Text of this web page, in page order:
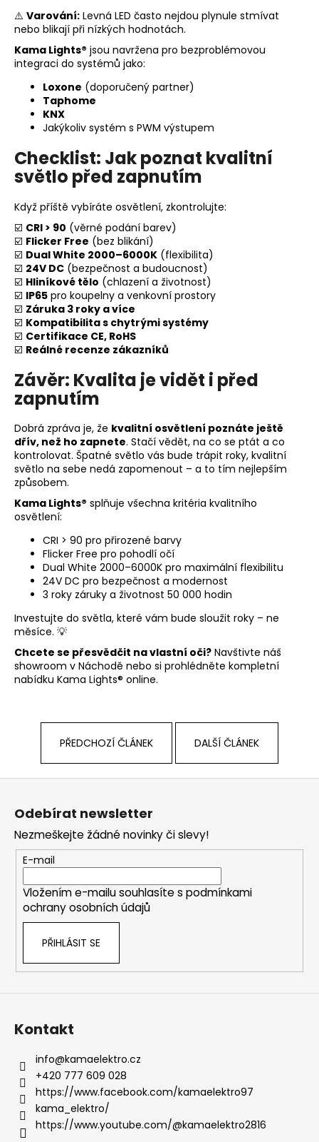
⚠️ Varování: Levná LED často nejdou plynule stmívat
nebo blikají při nízkých hodnotách.
Kama Lights® jsou navržena pro bezproblémovou
integraci do systémů jako:
Loxone (doporučený partner)
Taphome
KNX
Jakýkoliv systém s PWM výstupem
Checklist: Jak poznat kvalitní
světlo před zapnutím
Když příště vybíráte osvětlení, zkontrolujte:
☑️ CRI > 90 (věrné podání barev)
☑️ Flicker Free (bez blikání)
☑️ Dual White 2000–6000K (flexibilita)
☑️ 24V DC (bezpečnost a budoucnost)
☑️ Hliníkové tělo (chlazení a životnost)
☑️ IP65 pro koupelny a venkovní prostory
☑️ Záruka 3 roky a více
☑️ Kompatibilita s chytrými systémy
☑️ Certifikace CE, RoHS
☑️ Reálné recenze zákazníků
Závěr: Kvalita je vidět i před
zapnutím
Dobrá zpráva je, že kvalitní osvětlení poznáte ještě
dřív, než ho zapnete. Stačí vědět, na co se ptát a co
kontrolovat. Špatné světlo vás bude trápit roky, kvalitní
světlo na sebe nedá zapomenout – a to tím nejlepším
způsobem.
Kama Lights® splňuje všechna kritéria kvalitního
osvětlení:
CRI > 90 pro přirozené barvy
Flicker Free pro pohodlí očí
Dual White 2000–6000K pro maximální flexibilitu
24V DC pro bezpečnost a modernost
3 roky záruky a životnost 50 000 hodin
Investujte do světla, které vám bude sloužit roky – ne
měsíce. 💡
Chcete se přesvědčit na vlastní oči? Navštivte náš
showroom v Náchodě nebo si prohlédněte kompletní
nabídku Kama Lights® online.
PŘEDCHOZÍ ČLÁNEK DALŠÍ ČLÁNEK
Odebírat newsletter
Nezmeškejte žádné novinky či slevy!
E-mail
Vložením e-mailu souhlasíte s podmínkami
ochrany osobních údajů
PŘIHLÁSIT SE
Kontakt
info@kamaelektro.cz
+420 777 609 028
https://www.facebook.com/kamaelektro97
kama_elektro/
https://www.youtube.com/@kamaelektro2816